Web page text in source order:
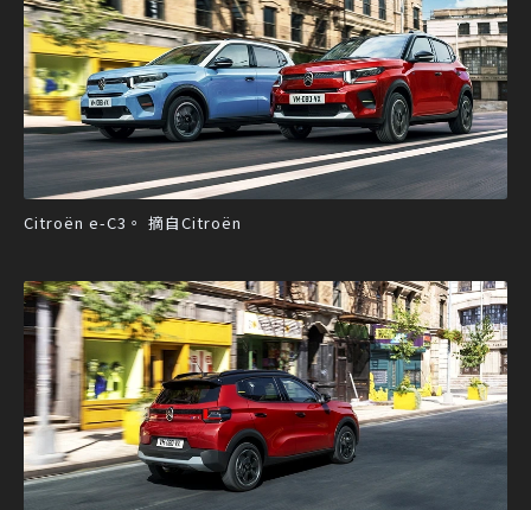
Citroën e-C3。 摘自Citroën